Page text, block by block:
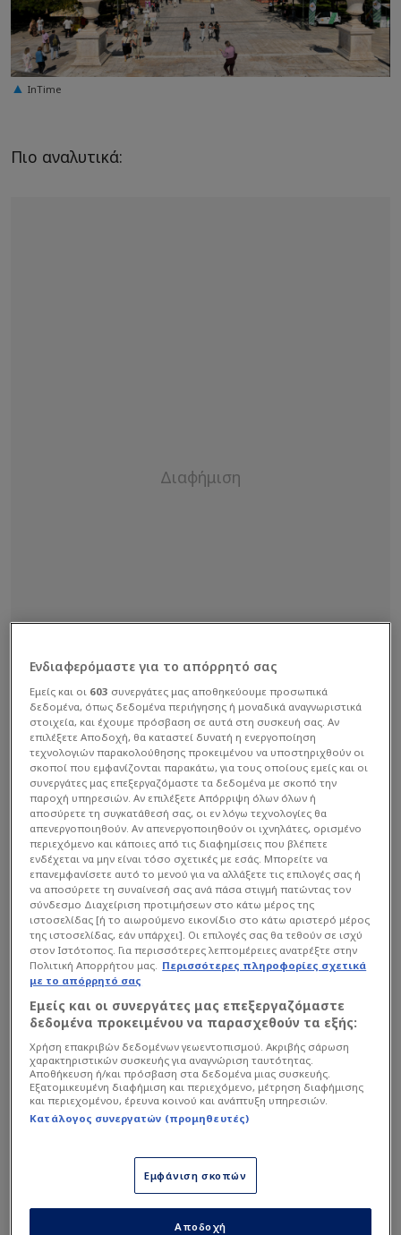
InTime
Πιο αναλυτικά:
Για την Τετάρτη 10 Ιουνίου 2026 προβλέπονται
τοπικές βροχές τις πρωινές ώρες στα ορεινά της
Ηπείρου, της Μακεδονίας, της Δυτικής Στερεάς,
της Θεσσαλίας και της Πελοποννήσου, ενώ στην
υπόλοιπη χώρα αναμένεται ηλιοφάνεια με λίγες
νεφώσεις αυξημένες τις θερμές ώρες στα
ηπειρωτικά, με βροχές και τοπικές καταιγίδες
κυρίως στα ορεινά τμήματα και πιθανόν στα
νησιά του Κεντρικού Ιονίου. Τα φαινόμενα
ενδέχεται να είναι κατά τόπους έντονα και να
εκδηλωθούν και χαλαζοπτώσεις, κυρίως στις
ορεινές περιοχές. Η ορατότητα θα είναι κατά
τόπους περιορισμένη στα δυτικά και κεντρικά
τμήματα τις βραδινές και πρωινές ώρες.
Η θερμοκρασία θα κυμανθεί από 18 έως 31
βαθμούς στη Βόρεια Ελλάδα (στη Δυτική
Μακεδονία από 13 έως 27 βαθμούς), 18 έως 33
βαθμούς στην Κεντρική και Νότια Ελλάδα, 16 έως
30 βαθμούς στη Δυτική Ελλάδα, 20 έως 29
Ενδιαφερόμαστε για το απόρρητό σας
Εμείς και οι 603 συνεργάτες μας αποθηκεύουμε προσωπικά
δεδομένα, όπως δεδομένα περιήγησης ή μοναδικά αναγνωριστικά
στοιχεία, και έχουμε πρόσβαση σε αυτά στη συσκευή σας. Αν
επιλέξετε Αποδοχή, θα καταστεί δυνατή η ενεργοποίηση
τεχνολογιών παρακολούθησης προκειμένου να υποστηριχθούν οι
σκοποί που εμφανίζονται παρακάτω, για τους οποίους εμείς και οι
συνεργάτες μας επεξεργαζόμαστε τα δεδομένα με σκοπό την
παροχή υπηρεσιών. Αν επιλέξετε Απόρριψη όλων όλων ή
αποσύρετε τη συγκατάθεσή σας, οι εν λόγω τεχνολογίες θα
απενεργοποιηθούν. Αν απενεργοποιηθούν οι ιχνηλάτες, ορισμένο
περιεχόμενο και κάποιες από τις διαφημίσεις που βλέπετε
ενδέχεται να μην είναι τόσο σχετικές με εσάς. Μπορείτε να
επανεμφανίσετε αυτό το μενού για να αλλάξετε τις επιλογές σας ή
να αποσύρετε τη συναίνεσή σας ανά πάσα στιγμή πατώντας τον
σύνδεσμο Διαχείριση προτιμήσεων στο κάτω μέρος της
ιστοσελίδας [ή το αιωρούμενο εικονίδιο στο κάτω αριστερό μέρος
της ιστοσελίδας, εάν υπάρχει]. Οι επιλογές σας θα τεθούν σε ισχύ
στον Ιστότοπος. Για περισσότερες λεπτομέρειες ανατρέξτε στην
Πολιτική Απορρήτου μας. Περισσότερες πληροφορίες σχετικά
με το απόρρητό σας
Εμείς και οι συνεργάτες μας επεξεργαζόμαστε
δεδομένα προκειμένου να παρασχεθούν τα εξής:
Χρήση επακριβών δεδομένων γεωεντοπισμού. Ακριβής σάρωση
χαρακτηριστικών συσκευής για αναγνώριση ταυτότητας.
Αποθήκευση ή/και πρόσβαση στα δεδομένα μιας συσκευής.
Εξατομικευμένη διαφήμιση και περιεχόμενο, μέτρηση διαφήμισης
και περιεχομένου, έρευνα κοινού και ανάπτυξη υπηρεσιών.
Κατάλογος συνεργατών (προμηθευτές)
Εμφάνιση σκοπών
Αποδοχή